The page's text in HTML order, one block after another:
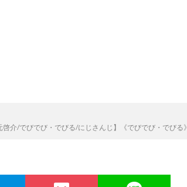
介/でびでび・でびる/にじさんじ】《でびでび・でびる》